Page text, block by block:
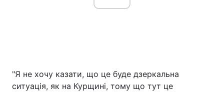
"Я не хочу казати, що це буде дзеркальна
ситуація, як на Курщині, тому що тут це